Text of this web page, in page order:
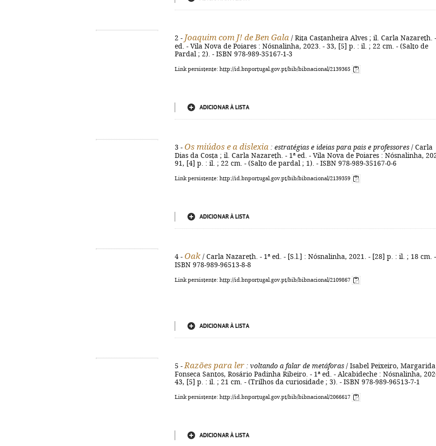
2 - Joaquim com J! de Ben Gala / Rita Castanheira Alves ; il. Carla Nazareth.
ed. - Vila Nova de Poiares : Nósnalinha, 2023. - 33, [5] p. : il. ; 22 cm. - (Salto de
Pardal ; 2). - ISBN 978-989-35167-1-3
Link persistente: http://id.bnportugal.gov.pt/bib/bibnacional/2139365
ADICIONAR À LISTA
3 - Os miúdos e a dislexia : estratégias e ideias para pais e professores / Carla
Dias da Costa ; il. Carla Nazareth. - 1ª ed. - Vila Nova de Poiares : Nósnalinha,
91, [4] p. : il. ; 22 cm. - (Salto de pardal ; 1). - ISBN 978-989-35167-0-6
Link persistente: http://id.bnportugal.gov.pt/bib/bibnacional/2139359
ADICIONAR À LISTA
4 - Oak / Carla Nazareth. - 1ª ed. - [S.l.] : Nósnalinha, 2021. - [28] p. : il. ; 18 cm. -
ISBN 978-989-96513-8-8
Link persistente: http://id.bnportugal.gov.pt/bib/bibnacional/2109867
ADICIONAR À LISTA
5 - Razões para ler : voltando a falar de metáforas / Isabel Peixeiro, Margarida
Fonseca Santos, Rosário Padinha Ribeiro. - 1ª ed. - Alcabideche : Nósnalinha,
43, [5] p. : il. ; 21 cm. - (Trilhos da curiosidade ; 3). - ISBN 978-989-96513-7-1
Link persistente: http://id.bnportugal.gov.pt/bib/bibnacional/2066617
ADICIONAR À LISTA